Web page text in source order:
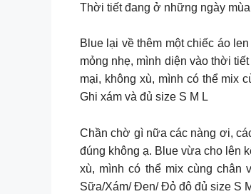
Thời tiết đang ở những ngày
Blue lại về thêm một chiếc áo
mỏng nhẹ, mình diện vào thời
mại, không xù, mình có thể mix
Ghi xám và đủ size S M L
Chần chờ gì nữa các nàng ơi,
đúng không ạ. Blue vừa cho lên
xù, mình có thể mix cùng chân
Sữa/Xám/ Đen/ Đỏ đô đủ size S